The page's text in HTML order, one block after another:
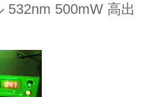
532nm 500mW 高出